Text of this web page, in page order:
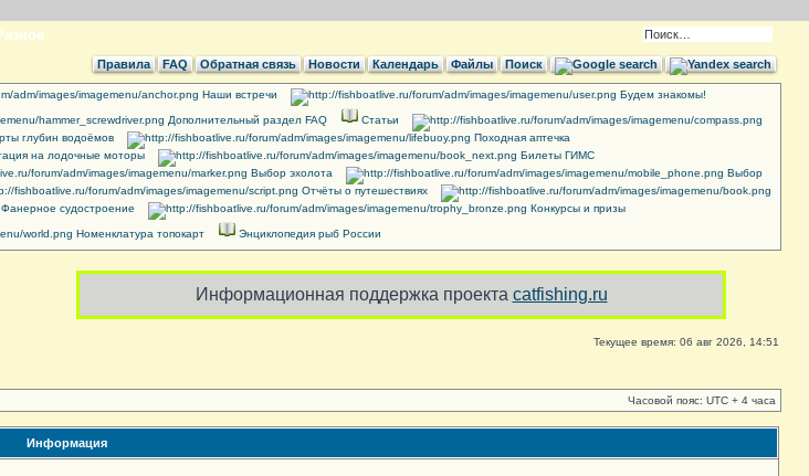
Правила FAQ Обратная связь Новости Календарь Файлы Поиск
Наши встречи Будем знакомы!
Дополнительный раздел FAQ
Cтатьи
глубин водоёмов
Походная аптечка
на лодочные моторы
Билеты ГИМС
Выбор эхолота
Выбор
Отчёты о путешествиях
Фанерное судостроение Конкурсы и призы
Номенклатура топокарт Энциклопедия рыб России
Информационная поддержка проекта catfishing.ru
Текущее время: 06 авг 2026, 14:51
Часовой пояс: UTC + 4 часа
Информация